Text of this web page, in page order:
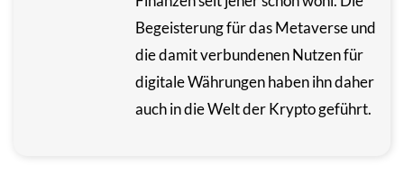
Begeisterung für das Metaverse und
die damit verbundenen Nutzen für
digitale Währungen haben ihn daher
auch in die Welt der Krypto geführt.